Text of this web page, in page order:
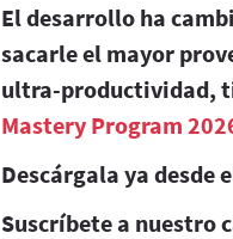
El desarrollo ha
sacarle el mayor
ultra-productividad,
Mastery Program
Descárgala ya desde
Suscríbete a nuestro